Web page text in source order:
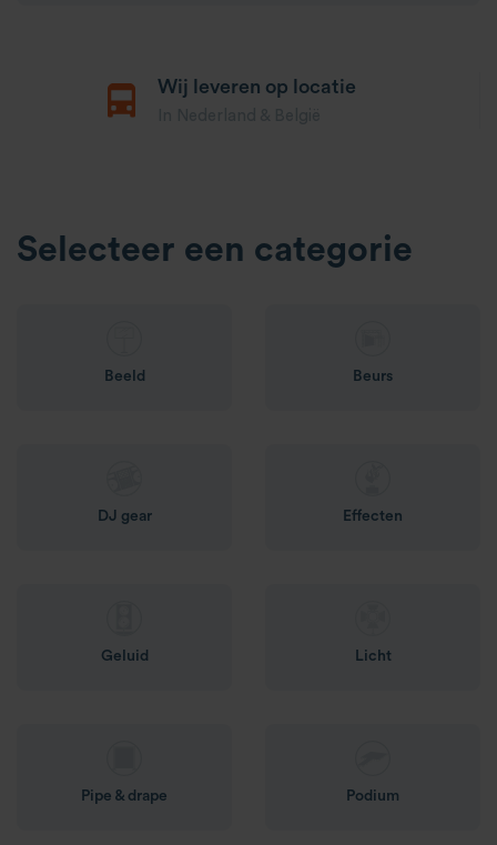
Wij leveren op locatie
Selecteer een categorie
Beeld Beurs
DJ gear Effecten
Geluid Licht
Pipe & drape Podium